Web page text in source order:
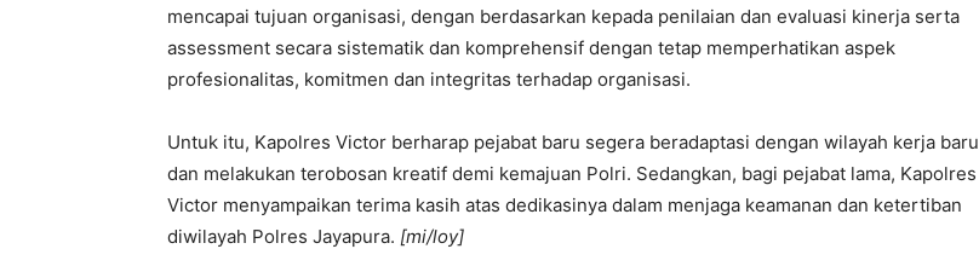
mencapai tujuan organisasi, dengan berdasarkan kepada penilaian dan evaluasi kinerja serta
assessment secara sistematik dan komprehensif dengan tetap memperhatikan aspek
profesionalitas, komitmen dan integritas terhadap organisasi.
Untuk itu, Kapolres Victor berharap pejabat baru segera beradaptasi dengan wilayah kerja baru
dan melakukan terobosan kreatif demi kemajuan Polri. Sedangkan, bagi pejabat lama, Kapolres
Victor menyampaikan terima kasih atas dedikasinya dalam menjaga keamanan dan ketertiban
diwilayah Polres Jayapura. [mi/loy]